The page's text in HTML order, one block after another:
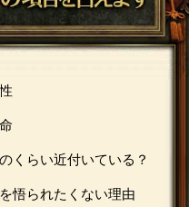
くらい近付いている？
悟られたくない理由